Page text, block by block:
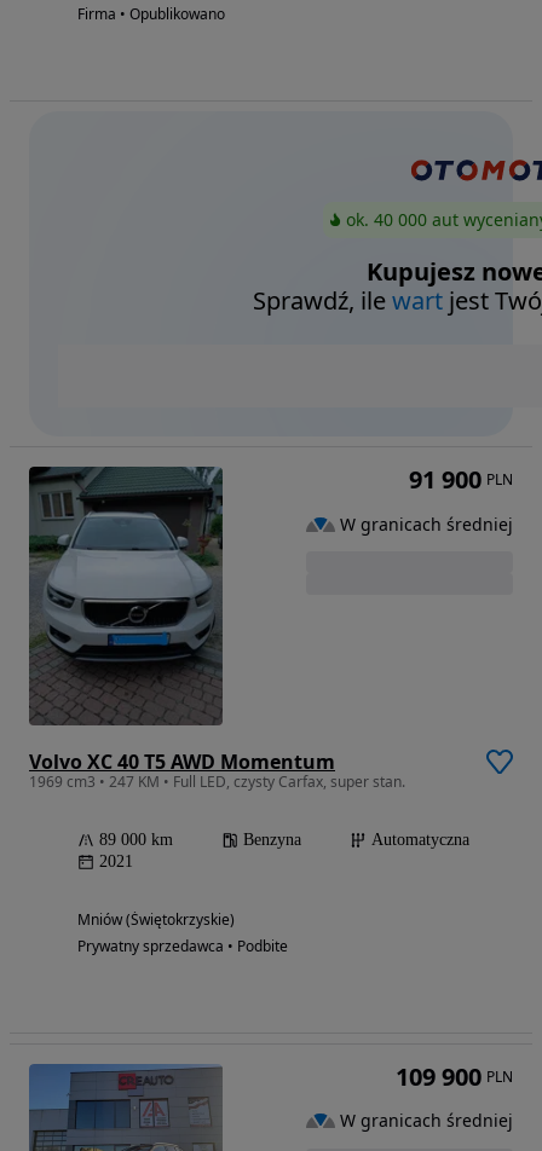
Firma • Opublikowano
ok. 40 000 aut
Kupujesz
Sprawdź, ilewart jest
Volvo XC 40 T5 AWD Momentum
1969 cm3 • 247 KM • Full LED, czysty Carfax, super stan.
89 000 km Benzyna
Automatyczna
2021
Mniów (Świętokrzyskie)
Prywatny sprzedawca • Podbite
91 900 PLN
W granicach średniej
109 900 PLN
W granicach średniej